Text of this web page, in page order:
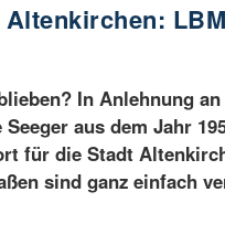
LBM
In Anlehnung
aus dem Jahr
für die Stadt
sind ganz einfach